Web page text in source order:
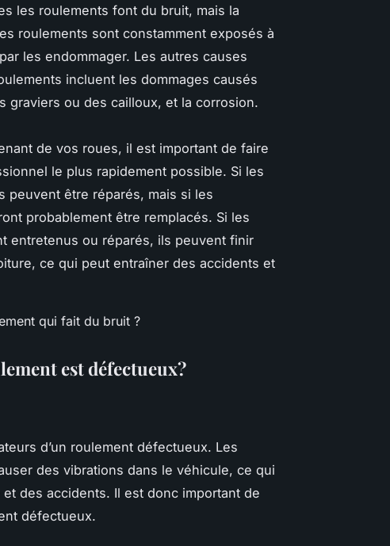
les roulements font du bruit, mais la
roulements sont constamment exposés à
les endommager. Les autres causes
incluent les dommages causés
graviers ou des cailloux, et la corrosion.
de vos roues, il est important de faire
le plus rapidement possible. Si les
peuvent être réparés, mais si les
probablement être remplacés. Si les
entretenus ou réparés, ils peuvent finir
ce qui peut entraîner des accidents et
est défectueux?
d’un roulement défectueux. Les
des vibrations dans le véhicule, ce qui
des accidents. Il est donc important de
défectueux.